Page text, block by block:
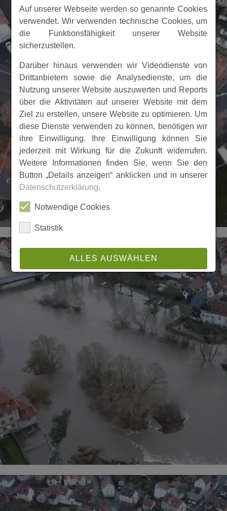
Auf unserer Webseite werden so genannte Cookies
verwendet. Wir verwenden technische Cookies, um
die Funktionsfähigkeit unserer Website
sicherzustellen.
Darüber hinaus verwenden wir Videodienste von
Drittanbietern sowie die Analysedienste, um die
Nutzung unserer Website auszuwerten und Reports
über die Aktivitäten auf unserer Website mit dem
Ziel zu erstellen, unsere Website zu optimieren. Um
diese Dienste verwenden zu können, benötigen wir
ihre Einwilligung. Ihre Einwilligung können Sie
jederzeit mit Wirkung für die Zukunft widerrufen.
Weitere Informationen finden Sie, wenn Sie den
Button „Details anzeigen“ anklicken und in unserer
Datenschutzerklärung.
Notwendige Cookies
Statistik
ALLES AUSWÄHLEN
ABLEHNEN
SPEICHERN